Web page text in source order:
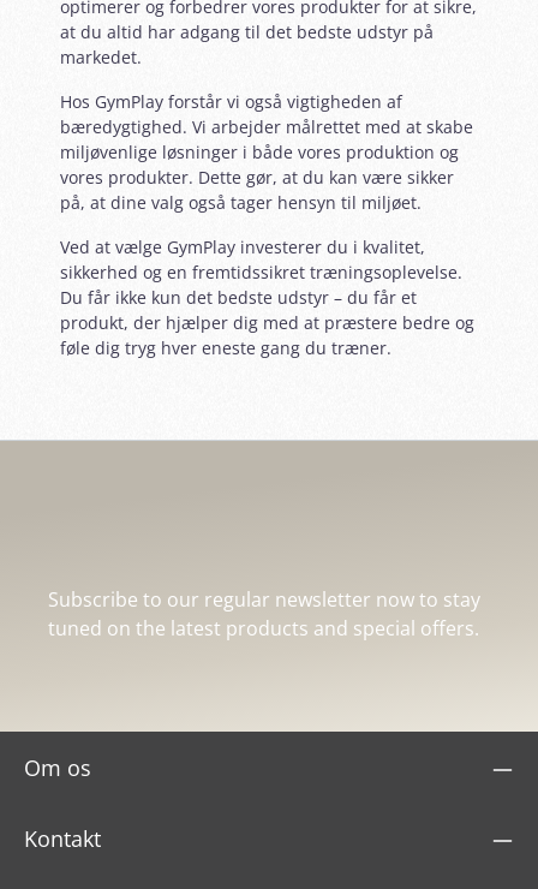
optimerer og forbedrer vores produkter for at sikre,
at du altid har adgang til det bedste udstyr på
markedet.
Hos GymPlay forstår vi også vigtigheden af
bæredygtighed. Vi arbejder målrettet med at skabe
miljøvenlige løsninger i både vores produktion og
vores produkter. Dette gør, at du kan være sikker
på, at dine valg også tager hensyn til miljøet.
Ved at vælge GymPlay investerer du i kvalitet,
sikkerhed og en fremtidssikret træningsoplevelse.
Du får ikke kun det bedste udstyr – du får et
produkt, der hjælper dig med at præstere bedre og
føle dig tryg hver eneste gang du træner.
Subscribe to our regular newsletter now to stay
tuned on the latest products and special offers.
Om os
Kontakt